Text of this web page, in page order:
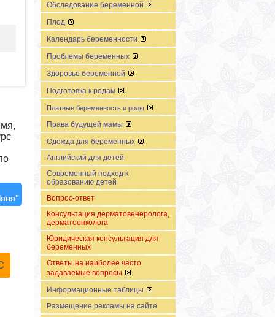
Обследование беременной
Плод
Календарь беременности
Проблемы беременных
Здоровье беременной
Подготовка к родам
Платные беременность и роды
Права будущей мамы
Одежда для беременных
Английский для детей
Современный подход к
образованию детей
Вопрос-ответ
Консультация дерматовенеролога,
дерматоонколога
Юридическая консультация для
беременных
Ответы на наиболее часто
задаваемые вопросы
Информационные таблицы
Размещение рекламы на сайте